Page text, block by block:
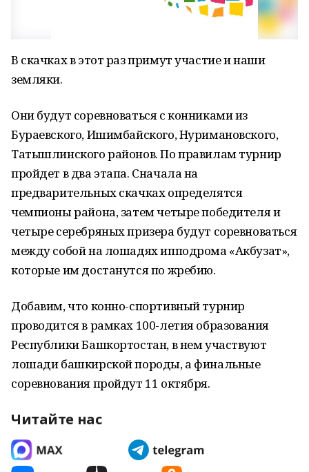
В скачках в этот раз примут участие и наши
земляки.
Они будут соревноваться с конниками из
Бураевского, Ишимбайского, Нуримановского,
Татышлинского районов. По правилам турнир
пройдет в два этапа. Сначала на
предварительных скачках определятся
чемпионы района, затем четыре победителя и
четыре серебряных призера будут соревноваться
между собой на лошадях ипподрома «Акбузат»,
которые им достанутся по жребию.
Добавим, что конно-спортивный турнир
проводится в рамках 100-летия образования
Республики Башкортостан, в нем участвуют
лошади башкирской породы, а финальные
соревнования пройдут 11 октября.
Читайте нас